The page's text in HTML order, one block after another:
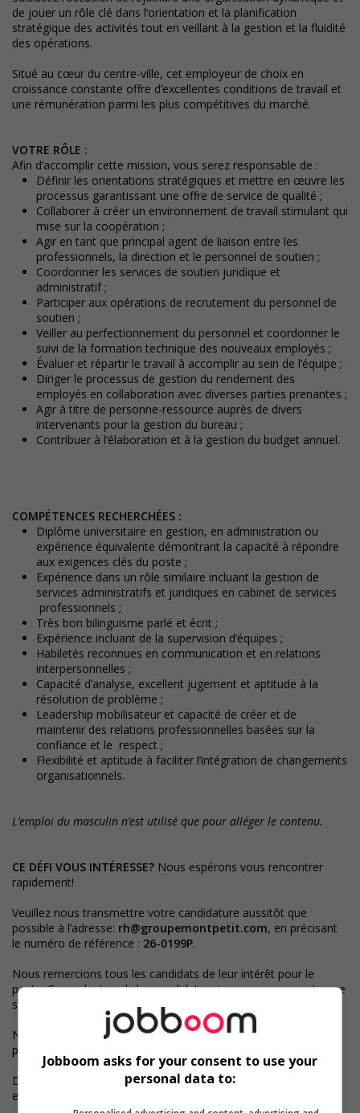
de jouer un rôle clé dans l’orientation et la planification
stratégique des activités tout en veillant à la gestion et la fluidité
des opérations.
Situé au cœur du centre-ville, cet employeur de choix en
croissance constante offre d’excellentes conditions de travail et
une rémunération parmi les plus compétitives du marché.
VOTRE RÔLE :
Afin d’accomplir cette mission, vous serez responsable de :
Définir les orientations stratégiques et mettre en œuvre les
processus garantissant une offre de service de qualité ;
Collaborer à créer un environnement de travail stimulant qui
mise sur la coopération ;
Agir en tant que principal agent de liaison entre les
professionnels, la direction et le personnel de soutien ;
Coordonner les services de soutien juridique et
administratif ;
Participer aux opérations de recrutement du personnel de
soutien ;
Veiller au perfectionnement du personnel et coordonner le
suivi de la formation technique des nouveaux employés ;
Évaluer et répartir le travail à accomplir au sein de l’équipe ;
Diriger le processus de gestion du rendement des
employés en collaboration avec diverses parties prenantes ;
Agir à titre de personne-ressource auprès de divers
intervenants pour la gestion du bureau ;
Contribuer à l’élaboration et à la gestion du budget annuel.
COMPÉTENCES RECHERCHÉES :
Diplôme universitaire en gestion, en administration ou
expérience équivalente démontrant la capacité à répondre
aux exigences clés du poste ;
Expérience dans un rôle similaire incluant la gestion de
services administratifs et juridiques en cabinet de services
professionnels ;
Très bon bilinguisme parlé et écrit ;
Expérience incluant de la supervision d’équipes ;
Habiletés reconnues en communication et en relations
interpersonnelles ;
Capacité d’analyse, excellent jugement et aptitude à la
résolution de problème ;
Leadership mobilisateur et capacité de créer et de
maintenir des relations professionnelles basées sur la
confiance et le respect ;
Flexibilité et aptitude à faciliter l’intégration de changements
organisationnels.
L’emploi du masculin n’est utilisé que pour alléger le contenu.
CE DÉFI VOUS INTÉRESSE? Nous espérons vous rencontrer
rapidement!
Veuillez nous transmettre votre candidature aussitôt que
possible à l’adresse: rh@groupemontpetit.com, en précisant
le numéro de référence : 26-0199P.
Nous remercions tous les candidats de leur intérêt pour le
poste. Cependant seuls les candidats retenus pour une entrevue
seront contactés.
Nous reconnaissons la valeur de la diversité et souscrivons aux
principes d’égalité en matière d’emploi.
Des services de coaching professionnel sont disponibles, frais
en sus.
Jobboom asks for your consent to use your
personal data to: